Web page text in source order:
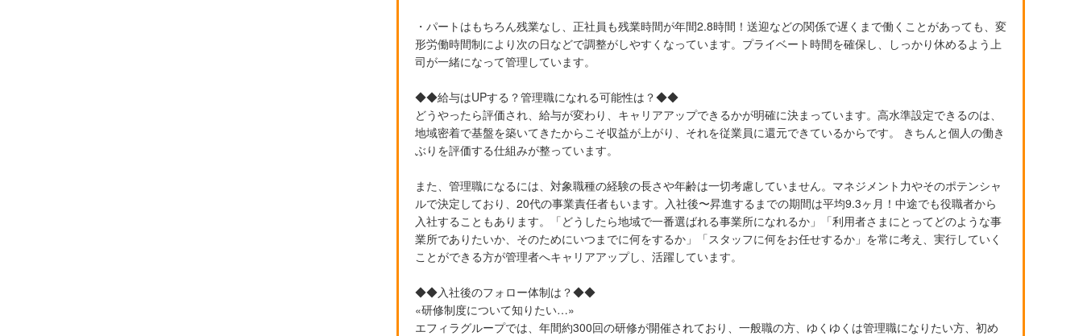
・パートはもちろん残業なし、正社員も残業時間が年間2.8時間！送迎などの関係で遅くまで働くことがあっても、変
形労働時間制により次の日などで調整がしやすくなっています。プライベート時間を確保し、しっかり休めるよう上
司が一緒になって管理しています。
◆◆給与はUPする？管理職になれる可能性は？◆◆
どうやったら評価され、給与が変わり、キャリアアップできるかが明確に決まっています。高水準設定できるのは、
地域密着で基盤を築いてきたからこそ収益が上がり、それを従業員に還元できているからです。 きちんと個人の働き
ぶりを評価する仕組みが整っています。
また、管理職になるには、対象職種の経験の長さや年齢は一切考慮していません。マネジメント力やそのポテンシャ
ルで決定しており、20代の事業責任者もいます。入社後〜昇進するまでの期間は平均9.3ヶ月！中途でも役職者から
入社することもあります。「どうしたら地域で一番選ばれる事業所になれるか」「利用者さまにとってどのような事
業所でありたいか、そのためにいつまでに何をするか」「スタッフに何をお任せするか」を常に考え、実行していく
ことができる方が管理者へキャリアアップし、活躍しています。
◆◆入社後のフォロー体制は？◆◆
«研修制度について知りたい…»
エフィラグループでは、年間約300回の研修が開催されており、一般職の方、ゆくゆくは管理職になりたい方、初め